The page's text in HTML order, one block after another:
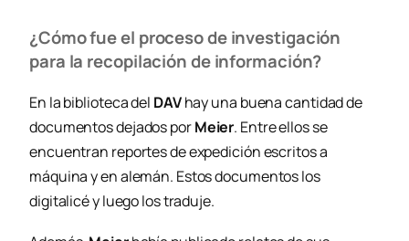
¿Cómo fue el proceso de investigación
para la recopilación de información?
En la biblioteca del DAVhay una buena cantidad de
documentos dejados porMeier. Entre ellos se
encuentran reportes de expedición escritos a
máquina y en alemán. Estos documentos los
digitalicé y luego los traduje.